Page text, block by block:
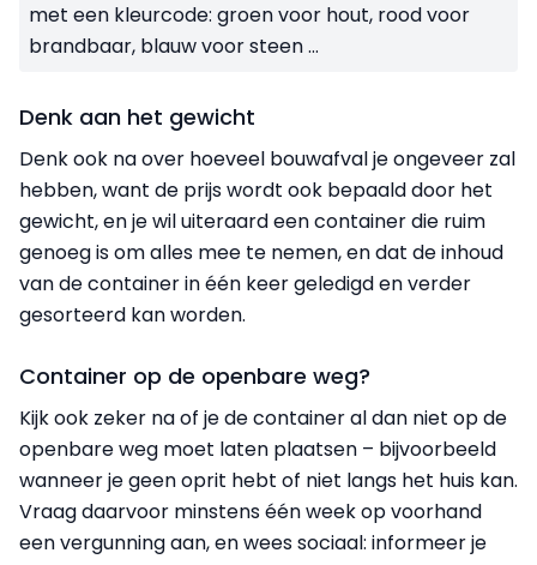
met een kleurcode: groen voor hout, rood voor
brandbaar, blauw voor steen ...
Denk aan het gewicht
Denk ook na over hoeveel bouwafval je ongeveer zal
hebben, want de prijs wordt ook bepaald door het
gewicht, en je wil uiteraard een container die ruim
genoeg is om alles mee te nemen, en dat de inhoud
van de container in één keer geledigd en verder
gesorteerd kan worden.
Container op de openbare weg?
Kijk ook zeker na of je de container al dan niet op de
openbare weg moet laten plaatsen – bijvoorbeeld
wanneer je geen oprit hebt of niet langs het huis kan.
Vraag daarvoor minstens één week op voorhand
een vergunning aan, en wees sociaal: informeer je